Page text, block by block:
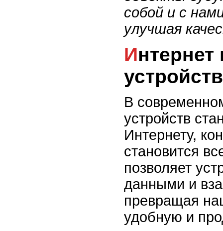
собой и с
улучшая
Интернет вещей и умными
В
устройств
Интернету,
становится
позволяет
данными и
превращая
удобную и